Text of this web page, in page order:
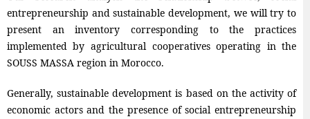
entrepreneurship and sustainable development, we will try to
present an inventory corresponding to the practices
implemented by agricultural cooperatives operating in the
SOUSS MASSA region in Morocco.
Generally, sustainable development is based on the activity of
economic actors and the presence of social entrepreneurship